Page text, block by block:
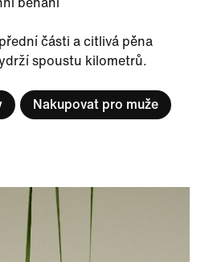
běhání
části a citlivá pěna
spoustu kilometrů.
Nakupovat pro muže